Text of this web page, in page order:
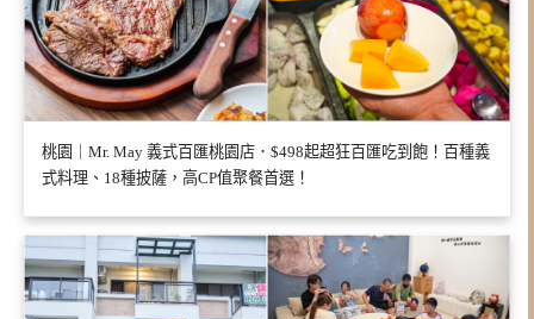
桃園｜Mr. May 義式百匯桃園店．$498起超狂百匯吃到飽！百種義
式料理、18種披薩，高CP值聚餐首選！